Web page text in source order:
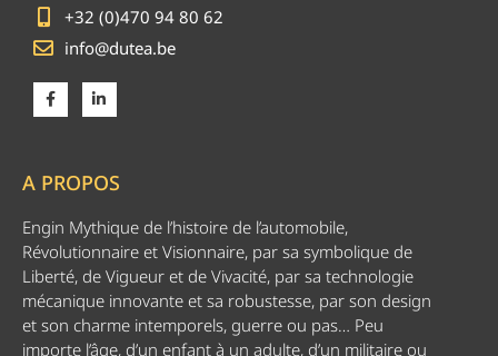
+32 (0)470 94 80 62
info@dutea.be
A PROPOS
Engin Mythique de l’histoire de l’automobile,
Révolutionnaire et Visionnaire, par sa symbolique de
Liberté, de Vigueur et de Vivacité, par sa technologie
mécanique innovante et sa robustesse, par son design
et son charme intemporels, guerre ou pas… Peu
importe l’âge, d’un enfant à un adulte, d’un militaire ou